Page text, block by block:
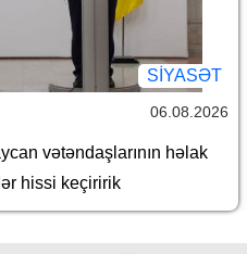
SİYASƏT
06.08.2026
vətəndaşlarının həlak
hissi keçiririk